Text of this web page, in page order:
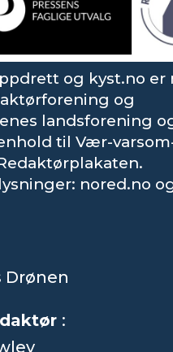
og kyst.no er
og
landsforening
til Vær-
nored.no
Drønen
: